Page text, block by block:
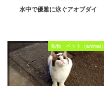
水中で優雅に泳ぐアオブダイ
動物・ペット（animal）